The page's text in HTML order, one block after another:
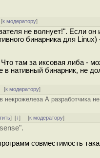
к модератору]
не волнует!". Если он
бинарника для Linux)
там за иксовая либа -
нативный бинарник, не
[к модератору]
А разработчика
][↓] [к модератору]
совместимость